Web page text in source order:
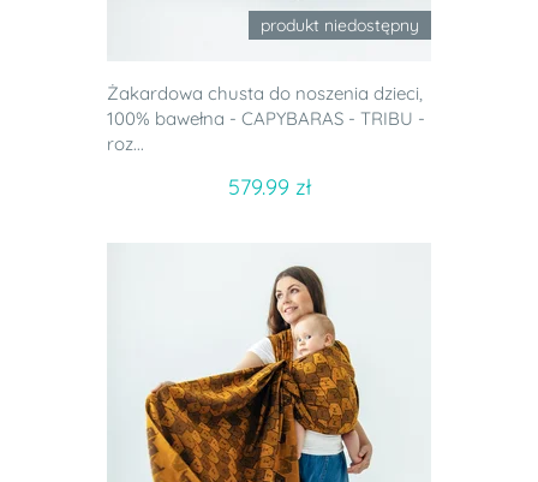
produkt niedostępny
Żakardowa chusta do noszenia dzieci,
100% bawełna - CAPYBARAS - TRIBU -
roz...
579.99 zł